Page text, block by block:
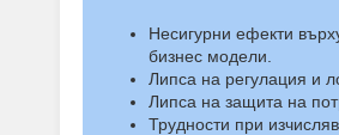
Несигурни ефекти
бизнес модели.
Липса на регулация и
Липса на защита на
Трудности при